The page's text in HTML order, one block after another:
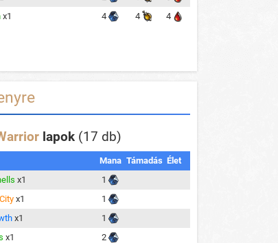
x1 4 4 4
lapok (17 db)
Mana Támadás Élet
x1
1
x1
1
x1
1
x1
2